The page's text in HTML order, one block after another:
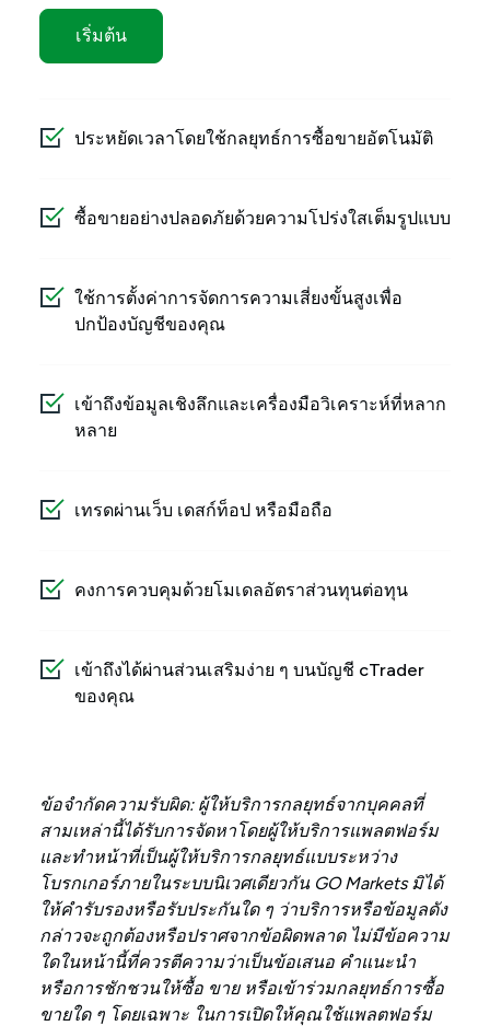
เริ่มต้น
ประหยัดเวลาโดยใช้กลยุทธ์การซื้อขายอัตโนมัติ
ซื้อขายอย่างปลอดภัยด้วยความโปร่งใสเต็มรูปแบบ
ใช้การตั้งค่าการจัดการความเสี่ยงขั้นสูงเพื่อ
ปกป้องบัญชีของคุณ
เข้าถึงข้อมูลเชิงลึกและเครื่องมือวิเคราะห์ที่หลาก
หลาย
เทรดผ่านเว็บ เดสก์ท็อป หรือมือถือ
คงการควบคุมด้วยโมเดลอัตราส่วนทุนต่อทุน
เข้าถึงได้ผ่านส่วนเสริมง่าย ๆ บนบัญชี cTrader
ของคุณ
ข้อจำกัดความรับผิด: ผู้ให้บริการกลยุทธ์จากบุคคลที่
สามเหล่านี้ได้รับการจัดหาโดยผู้ให้บริการแพลตฟอร์ม
และทำหน้าที่เป็นผู้ให้บริการกลยุทธ์แบบระหว่าง
โบรกเกอร์ภายในระบบนิเวศเดียวกัน GO Markets มิได้
ให้คำรับรองหรือรับประกันใด ๆ ว่าบริการหรือข้อมูลดัง
กล่าวจะถูกต้องหรือปราศจากข้อผิดพลาด ไม่มีข้อความ
ใดในหน้านี้ที่ควรตีความว่าเป็นข้อเสนอ คำแนะนำ
หรือการชักชวนให้ซื้อ ขาย หรือเข้าร่วมกลยุทธ์การซื้อ
ขายใด ๆ โดยเฉพาะ ในการเปิดให้คุณใช้แพลตฟอร์ม